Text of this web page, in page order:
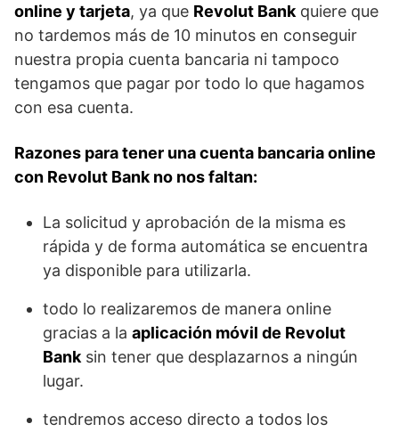
online y tarjeta, ya que Revolut Bank quiere que
no tardemos más de 10 minutos en conseguir
nuestra propia cuenta bancaria ni tampoco
tengamos que pagar por todo lo que hagamos
con esa cuenta.
Razones para tener una cuenta bancaria online
con Revolut Bank no nos faltan:
La solicitud y aprobación de la misma es
rápida y de forma automática se encuentra
ya disponible para utilizarla.
todo lo realizaremos de manera online
gracias a la aplicación móvil de Revolut
Bank sin tener que desplazarnos a ningún
lugar.
tendremos acceso directo a todos los